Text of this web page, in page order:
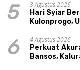
5
3 Agustus 2026
Hari Syiar
Kulonprogo,
6
4 Agustus 2026
Perkuat
Bansos,